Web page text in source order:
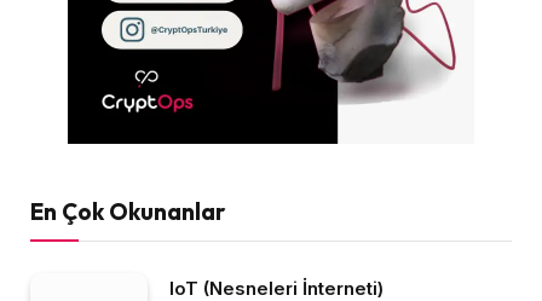
En Çok Okunanlar
IoT (Nesneleri İnterneti)